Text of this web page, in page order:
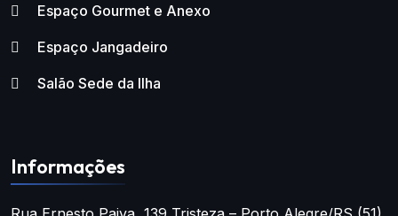
Espaço Gourmet e Anexo
Espaço Jangadeiro
Salão Sede da Ilha
Informações